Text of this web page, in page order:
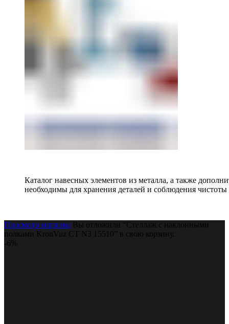
Каталог навесных элементов из металла, а также
необходимы для хранения деталей и соблюдения чистоты
Просмотр корзины Вы отложили “Стеллаж с наклонными
полками KronVuz СТ N3 15510” в свою корзину.
-6%